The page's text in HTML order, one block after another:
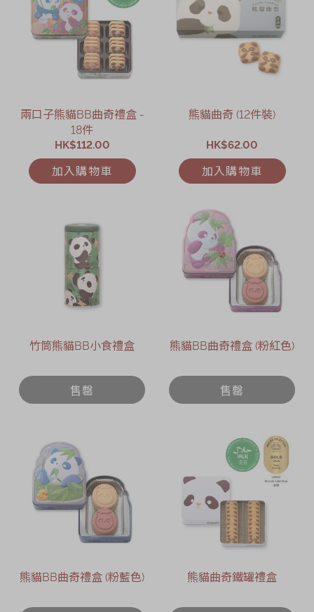
兩口子熊貓BB曲奇禮盒 -
18件
HK$112.00
加入購物車
熊貓曲奇 (12件裝)
HK$62.00
加入購物車
竹筒熊貓BB小食禮盒
售罄
熊貓BB曲奇禮盒 (粉紅色)
售罄
熊貓BB曲奇禮盒 (粉藍色) 熊貓曲奇鐵罐禮盒